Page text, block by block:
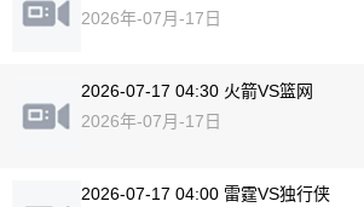
2026年-07月-17日
2026-07-17 04:30 火箭VS篮网
2026年-07月-17日
2026-07-17 04:00 雷霆VS独行侠